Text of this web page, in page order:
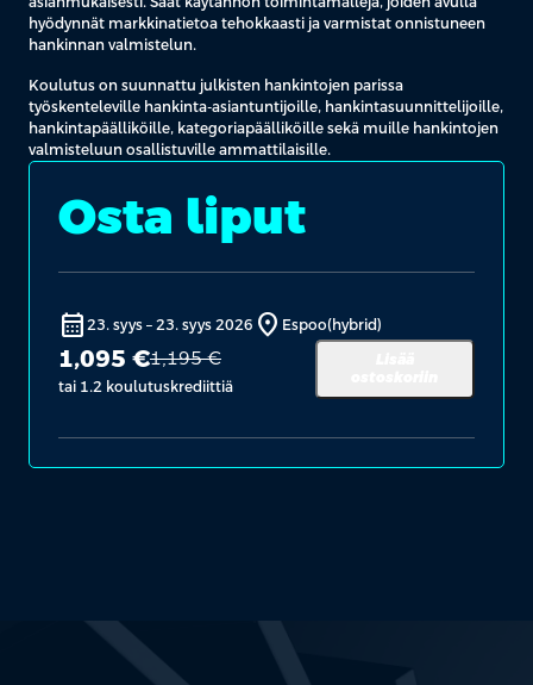
hyödynnät markkinatietoa tehokkaasti ja varmistat onnistuneen
hankinnan valmistelun.
Koulutus on suunnattu julkisten hankintojen parissa
työskenteleville hankinta-asiantuntijoille, hankintasuunnittelijoille,
hankintapäälliköille, kategoriapäälliköille sekä muille hankintojen
valmisteluun osallistuville ammattilaisille.
Osta liput
calendar_month 23. syys – 23. syys 2026 location_on Espoo(hybrid)
1,095 €1,195 €
tai 1.2 koulutuskrediittiä